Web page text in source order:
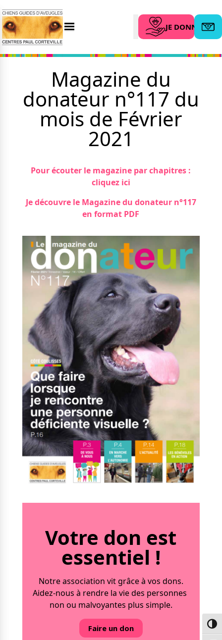
Menu Search JE DONNE
L’association
Qui sommes-nous ?
Nos partenaires
Nos remises
Le magazine du donateur
Le chien guide d’aveugle
La canne blanche
électronique
Le Bemob
Formation & Rééducation
fonctionnelle
Formation
Rééducation fonctionnelle
Nous aider
Faire un don
Legs et assurance vie
chien guide
d’accueil
Devenir bénévole
Irremplaçables, la
série
Nous contacter
Magazine du
donateur n°117 du
mois de Février
2021
Pour écouter le magazine par chapitres :
cliquez ici
Je découvre le Magazine du donateur n°117
en format PDF
Votre don est
essentiel !
Notre association vit grâce à vos dons.
Aidez-nous à rendre la vie des personnes
non ou malvoyantes plus simple.
Faire un don